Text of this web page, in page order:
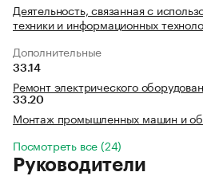
Деятельность, связанная с
техники и информационных
Дополнительные
33.14
Ремонт электрического
33.20
Монтаж промышленных машин и
Посмотреть все (24)
Руководители